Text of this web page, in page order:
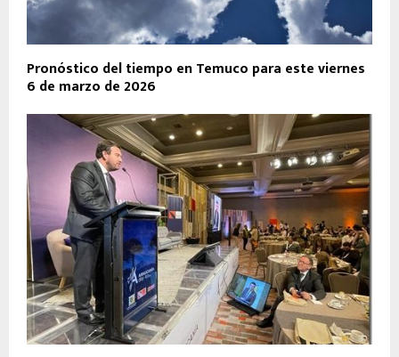
Pronóstico del tiempo en Temuco para este viernes
6 de marzo de 2026